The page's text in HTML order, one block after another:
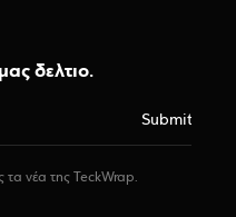
δελτιο.
νέα της TeckWrap.